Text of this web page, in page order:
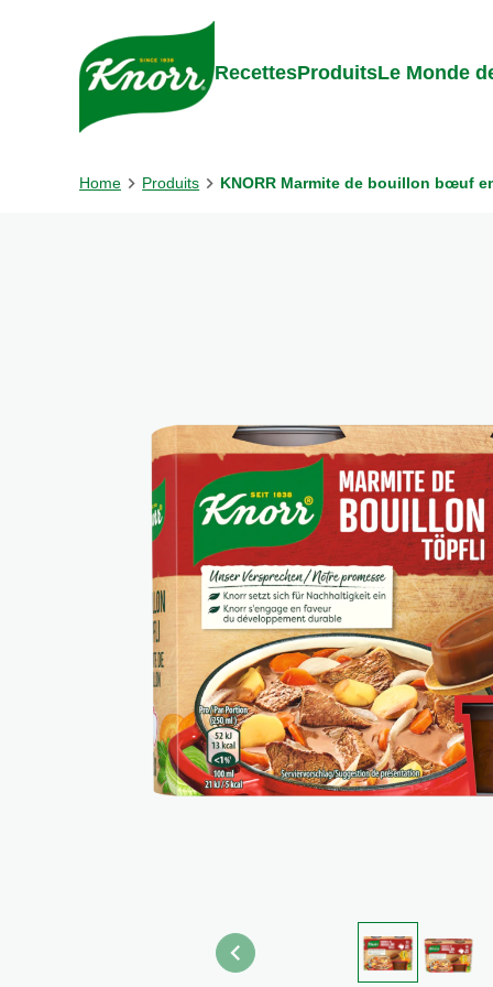
Skip to:
RecettesProduitsLe Monde
Home Produits KNORR Marmite de bouillon bœuf